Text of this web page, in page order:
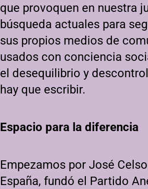
que provoquen en nuestra
búsqueda actuales para
sus propios medios de
usados con conciencia
el desequilibrio y
hay que escribir.
Espacio para la diferencia
Empezamos por José
España, fundó el Partido